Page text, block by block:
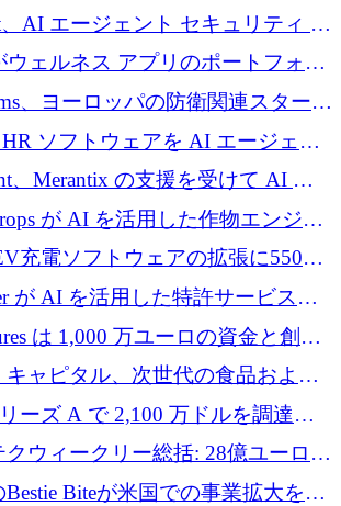
るためにシリーズ A で 1,250 万
、AI エージェント セキュリティ プ
ムの拡張に 2,000 万ドルを調達
ウェルネス アプリのポートフォリ
ためにシリーズ A で 1,300 万ド
、ヨーロッパの防衛関連スタート
拡大を支援するために 5,000 万
援を開始
HR ソフトウェアを AI エージェン
めに 600 万ドルを調達
、Merantix の支援を受けて AI 求
を拡大するために 100 万ユーロ
が AI を活用した作物エンジニ
拡張するために 970 万ユーロを調
充電ソフトウェアの拡張に550万
が AI を活用した特許サービスを
に 1,000 万ドルを調達
は 1,000 万ユーロの資金と創設
10 周年を迎える
キャピタル、次世代の食品および
ロジーのイノベーションを支援
ド III の初回クローズ額が 1 億ドル
ーズ A で 2,100 万ドルを調達、
理を世界の最前線の労働者に提供
クウィークリー総括: 28億ユーロの
ハイライト
Biteが米国での事業拡大を加